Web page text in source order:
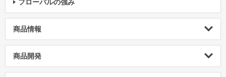
フローバルの強み
商品情報
商品開発